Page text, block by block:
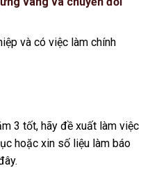
và có việc làm chính
3 tốt, hãy đề xuất làm việc
hoặc xin số liệu làm báo